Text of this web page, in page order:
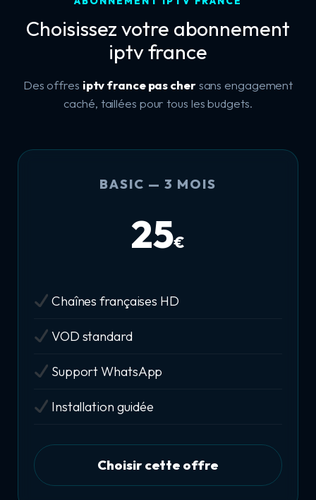
Choisissez votre abonnement
iptv france
Des offres iptv france pas chersans engagement
caché, taillées pour tous les budgets.
BASIC — 3 MOIS
25€
Chaînes françaises HD
VOD standard
Support WhatsApp
Installation guidée
Choisir cette offre